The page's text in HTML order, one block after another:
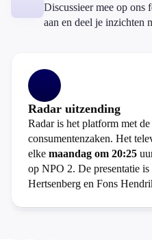
Discussieer mee op ons
aan en deel je inzichten
Radar uitzending
Radar is het platform met
consumentenzaken. Het
elke maandag om 20:25
op NPO 2. De presentatie
Hertsenberg en Fons